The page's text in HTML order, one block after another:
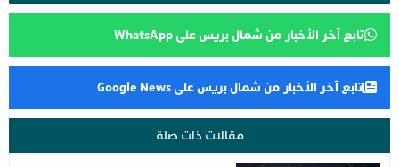
تابع آخر الأخبار من شمال بريس على WhatsApp
تابع آخر الأخبار من شمال بريس على Google News
مقالات ذات صلة